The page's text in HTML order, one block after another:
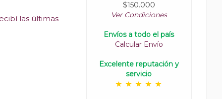
las últimas
$150.000
Ver Condiciones
Envíos a todo el país
Calcular Envío
Excelente reputación y
servicio